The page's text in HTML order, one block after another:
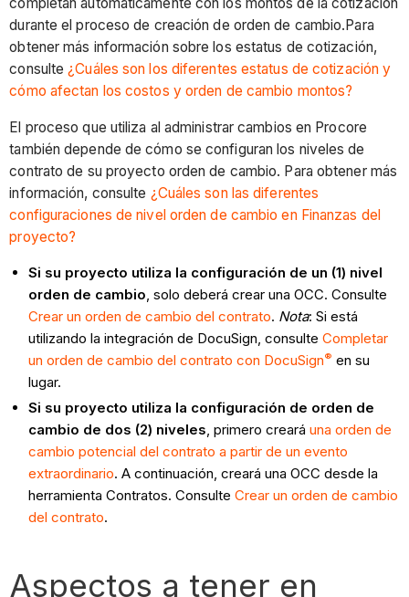
completan automáticamente con los montos de la cotización
durante el proceso de creación de orden de cambio.Para
obtener más información sobre los estatus de cotización,
consulte¿Cuáles son los diferentes estatus de cotización y
cómo afectan los costos y orden de cambio montos?
El proceso que utiliza al administrar cambios en Procore
también depende de cómo se configuran los niveles de
contrato de su proyecto orden de cambio. Para obtener más
información, consulte ¿Cuáles son las diferentes
configuraciones de nivel orden de cambio en Finanzas del
proyecto?
Si su proyecto utiliza la configuración de un (1) nivel
orden de cambio, solo deberá crear una OCC. Consulte
Crear un orden de cambio del contrato. Nota: Si está
utilizando la integración de DocuSign, consulteCompletar
un orden de cambio del contrato con DocuSign® en su
lugar.
Si su proyecto utiliza la configuración de orden de
cambio de dos (2) niveles, primero crearáuna orden de
cambio potencial del contrato a partir de un evento
extraordinario. A continuación, creará una OCC desde la
herramienta Contratos. ConsulteCrear un orden de cambio
del contrato.
Aspectos a tener en